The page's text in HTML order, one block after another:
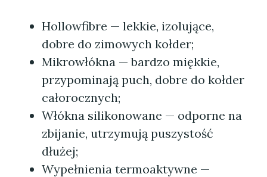
Hollowfibre — lekkie, izolujące,
dobre do zimowych kołder;
Mikrowłókna — bardzo miękkie,
przypominają puch, dobre do kołder
całorocznych;
Włókna silikonowane — odporne na
zbijanie, utrzymują puszystość
dłużej;
Wypełnienia termoaktywne —